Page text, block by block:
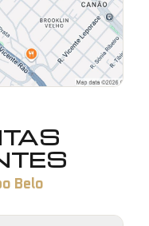
Belo